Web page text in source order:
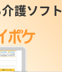
護ソフト